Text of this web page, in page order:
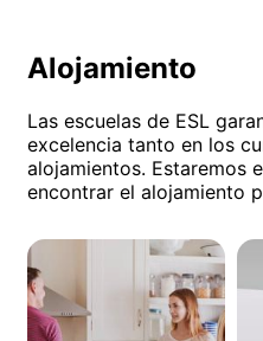
Alojamiento
Las escuelas de ESL
excelencia tanto en los
alojamientos. Estaremos
encontrar el alojamiento